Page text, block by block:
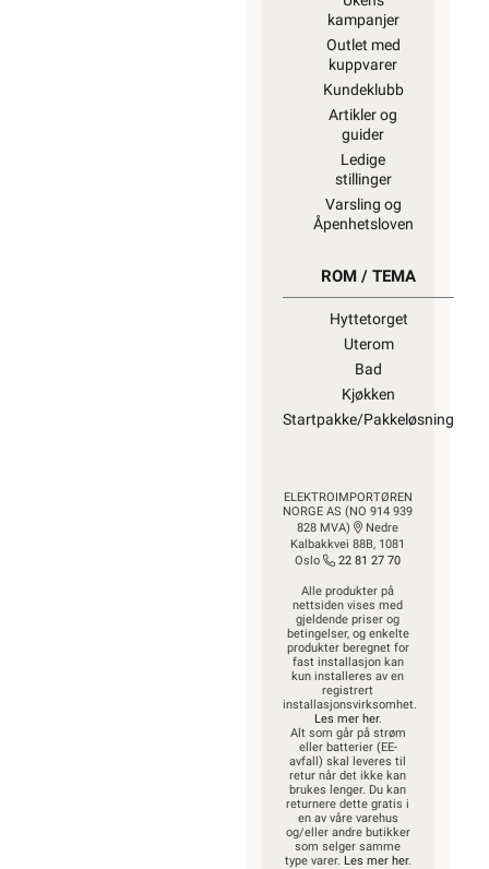
kampanjer
Outlet med
kuppvarer
Kundeklubb
Artikler og
guider
Ledige
stillinger
Varsling og
Åpenhetsloven
ROM / TEMA
Hyttetorget
Uterom
Bad
Kjøkken
Startpakke/Pakkeløsning
ELEKTROIMPORTØREN
NORGE AS (NO 914 939
828 MVA)
Nedre
Kalbakkvei 88B, 1081
Oslo
22 81 27 70
Alle produkter på
nettsiden vises med
gjeldende priser og
betingelser, og enkelte
produkter beregnet for
fast installasjon kan
kun installeres av en
registrert
installasjonsvirksomhet.
Les mer her.
Alt som går på strøm
eller batterier (EE-
avfall) skal leveres til
retur når det ikke kan
brukes lenger. Du kan
returnere dette gratis i
en av våre varehus
og/eller andre butikker
som selger samme
type varer. Les mer her.